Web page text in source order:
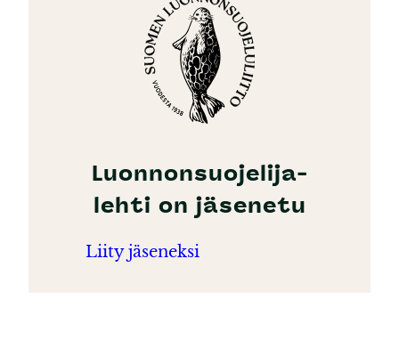
Luonnonsuojelija-
lehti on jäsenetu
Liity jäseneksi